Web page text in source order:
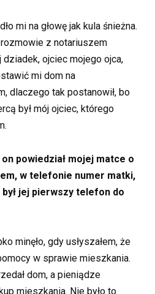
mi na głowę jak kula śnieżna.
z notariuszem
ojciec mojego ojca,
mi dom na
dlaczego tak postanowił, bo
był mój ojciec, którego
powiedział mojej matce o
w telefonie numer matki,
jej pierwszy telefon do
minęło, gdy usłyszałem, że
w sprawie mieszkania.
dom, a pieniądze
mieszkania. Nie było to